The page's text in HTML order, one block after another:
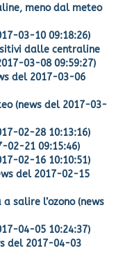
meno dal meteo
03-10 09:18:26)
dalle centraline
03-08 09:59:27)
del 2017-03-06
(news del 2017-03-
02-28 10:13:16)
02-21 09:15:46)
02-16 10:10:51)
del 2017-02-15
salire l’ozono (news
04-05 10:24:37)
del 2017-04-03